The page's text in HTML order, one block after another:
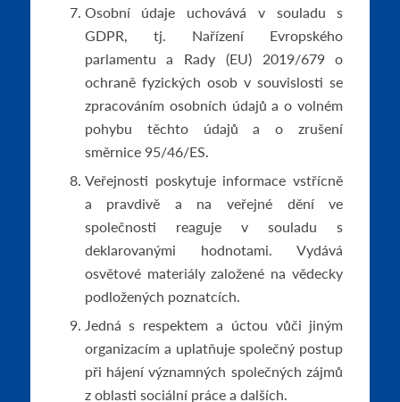
Osobní údaje uchovává v souladu s
GDPR, tj. Nařízení Evropského
parlamentu a Rady (EU) 2019/679 o
ochraně fyzických osob v souvislosti se
zpracováním osobních údajů a o volném
pohybu těchto údajů a o zrušení
směrnice 95/46/ES.
Veřejnosti poskytuje informace vstřícně
a pravdivě a na veřejné dění ve
společnosti reaguje v souladu s
deklarovanými hodnotami. Vydává
osvětové materiály založené na vědecky
podložených poznatcích.
Jedná s respektem a úctou vůči jiným
organizacím a uplatňuje společný postup
při hájení významných společných zájmů
z oblasti sociální práce a dalších.